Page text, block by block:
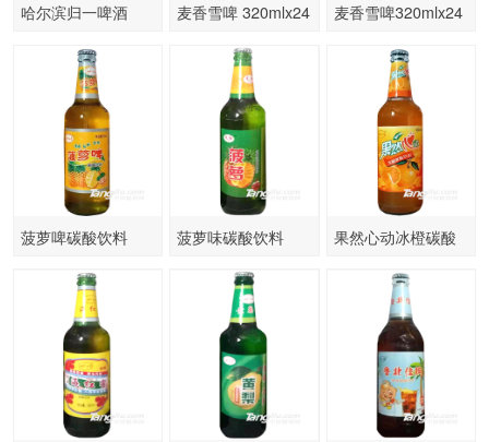
哈尔滨归一啤酒
麦香雪啤 320mlx24
麦香雪啤320mlx24
菠萝啤碳酸饮料
菠萝味碳酸饮料
果然心动冰橙碳酸